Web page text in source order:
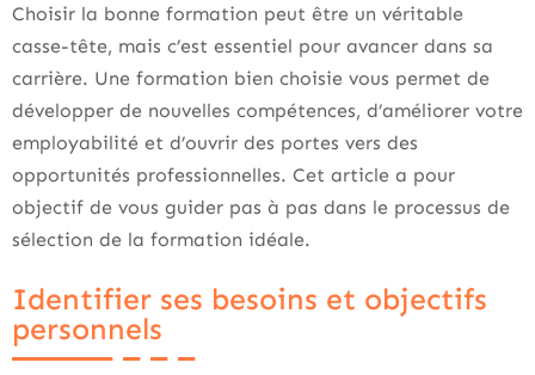
Choisir la bonne formation peut être un véritable
casse-tête, mais c’est essentiel pour avancer dans sa
carrière. Une formation bien choisie vous permet de
développer de nouvelles compétences, d’améliorer votre
employabilité et d’ouvrir des portes vers des
opportunités professionnelles. Cet article a pour
objectif de vous guider pas à pas dans le processus de
sélection de la formation idéale.
Identifier ses besoins et objectifs
personnels